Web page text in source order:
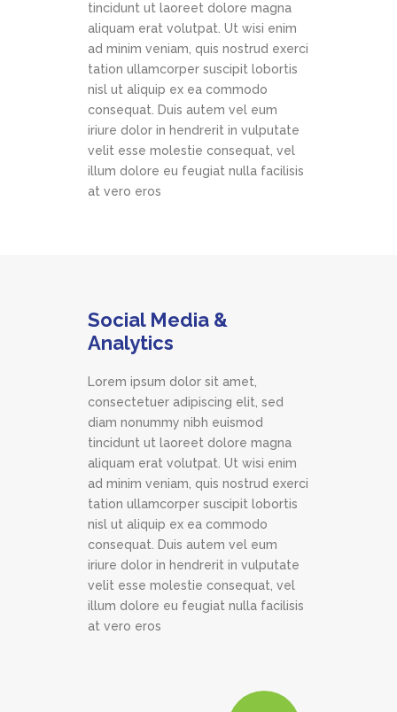
tincidunt ut laoreet dolore magna
aliquam erat volutpat. Ut wisi enim
ad minim veniam, quis nostrud exerci
tation ullamcorper suscipit lobortis
nisl ut aliquip ex ea commodo
consequat. Duis autem vel eum
iriure dolor in hendrerit in vulputate
velit esse molestie consequat, vel
illum dolore eu feugiat nulla facilisis
at vero eros
Social Media &
Analytics
Lorem ipsum dolor sit amet,
consectetuer adipiscing elit, sed
diam nonummy nibh euismod
tincidunt ut laoreet dolore magna
aliquam erat volutpat. Ut wisi enim
ad minim veniam, quis nostrud exerci
tation ullamcorper suscipit lobortis
nisl ut aliquip ex ea commodo
consequat. Duis autem vel eum
iriure dolor in hendrerit in vulputate
velit esse molestie consequat, vel
illum dolore eu feugiat nulla facilisis
at vero eros